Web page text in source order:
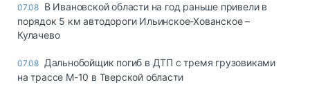
07.08 В Ивановской области на год раньше привели в
порядок 5 км автодороги Ильинское-Хованское –
Кулачево
07.08 Дальнобойщик погиб в ДТП с тремя грузовиками
на трассе М-10 в Тверской области